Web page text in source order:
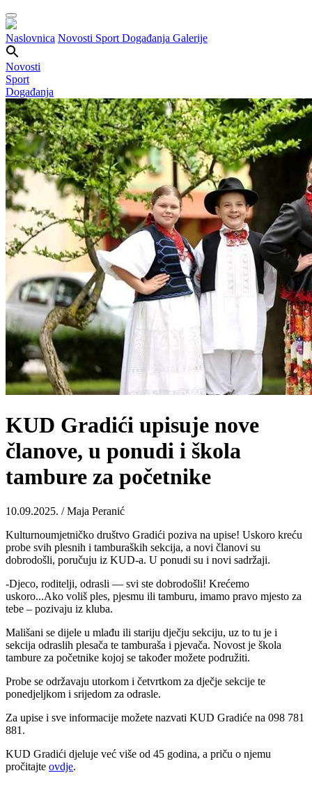
Naslovnica Novosti Sport Događanja Galerije
Novosti
Sport
Događanja
KUD Gradići upisuje nove
članove, u ponudi i škola
tambure za početnike
10.09.2025. / Maja Peranić
Kulturnoumjetničko društvo Gradići poziva na upise! Uskoro kreću
probe svih plesnih i tamburaških sekcija, a novi članovi su
dobrodošli, poručuju iz KUD-a. U ponudi su i novi sadržaji.
-Djeco, roditelji, odrasli — svi ste dobrodošli! Krećemo
uskoro...Ako voliš ples, pjesmu ili tamburu, imamo pravo mjesto za
tebe – pozivaju iz kluba.
Mališani se dijele u mlađu ili stariju dječju sekciju, uz to tu je i
sekcija odraslih plesača te tamburaša i pjevača. Novost je škola
tambure za početnike kojoj se također možete podružiti.
Probe se održavaju utorkom i četvrtkom za dječje sekcije te
ponedjeljkom i srijedom za odrasle.
Za upise i sve informacije možete nazvati KUD Gradiće na 098 781
881.
KUD Gradići djeluje već više od 45 godina, a priču o njemu
pročitajte ovdje.